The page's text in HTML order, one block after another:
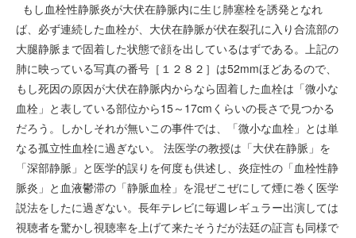
もし血栓性静脈炎が大伏在静脈内に生じ肺塞栓を誘発となれ
ば、必ず連続した血栓が、大伏在静脈が伏在裂孔に入り合流部の
大腿静脈まで固着した状態で顔を出しているはずである。上記の
肺に映っている写真の番号［１２８２］は52mmほどあるので、
もし死因の原因が大伏在静脈内からなら固着した血栓は「微小な
血栓」と表している部位から15～17cmくらいの長さで見つかる
だろう。しかしそれが無いこの事件では、「微小な血栓」とは単
なる孤立性血栓に過ぎない。 法医学の教授は「大伏在静脈」を
「深部静脈」と医学的誤りを何度も供述し、炎症性の「血栓性静
脈炎」と血液鬱滞の「静脈血栓」を混ぜこぜにして煙に巻く医学
説法をしたに過ぎない。長年テレビに毎週レギュラー出演しては
視聴者を驚かし視聴率を上げて来たそうだが法廷の証言も同様で